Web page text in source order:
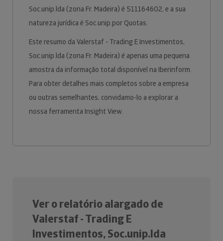
Soc.unip.lda (zona Fr. Madeira) é 511164602, e a sua
natureza jurídica é Soc.unip.por Quotas.
Este resumo da Valerstaf - Trading E Investimentos,
Soc.unip.lda (zona Fr. Madeira) é apenas uma pequena
amostra da informação total disponível na Iberinform.
Para obter detalhes mais completos sobre a empresa
ou outras semelhantes, convidamo-lo a explorar a
nossa ferramenta Insight View.
Ver o relatório alargado de
Valerstaf - Trading E
Investimentos, Soc.unip.lda